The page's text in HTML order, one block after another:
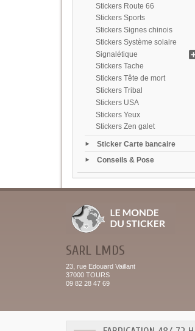
Stickers Route 66
Stickers Sports
Stickers Signes chinois
Stickers Système solaire
Signalétique
Stickers Tache
Stickers Tête de mort
Stickers Tribal
Stickers USA
Stickers Yeux
Stickers Zen galet
Sticker Carte bancaire
Conseils & Pose
SARL LMDS
23, rue Edouard Vaillant
37000 TOURS
09 82 28 47 69